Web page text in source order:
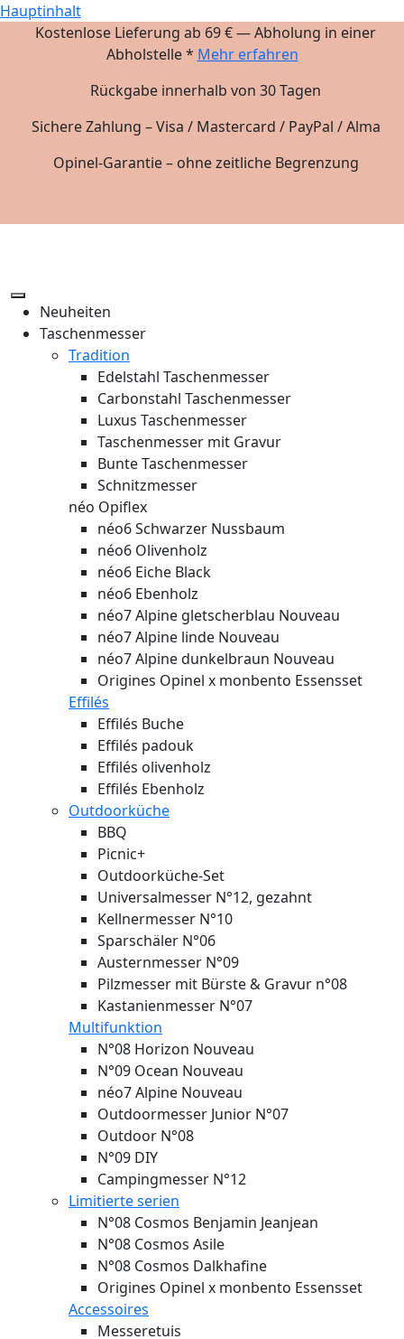
Hauptinhalt
Kostenlose Lieferung ab 69 € — Abholung in einer
Abholstelle * Mehr erfahren
Rückgabe innerhalb von 30 Tagen
Sichere Zahlung – Visa / Mastercard / PayPal / Alma
Opinel-Garantie – ohne zeitliche Begrenzung
Neuheiten
Taschenmesser
Tradition
Edelstahl Taschenmesser
Carbonstahl Taschenmesser
Luxus Taschenmesser
Taschenmesser mit Gravur
Bunte Taschenmesser
Schnitzmesser
néo Opiflex
néo6 Schwarzer Nussbaum
néo6 Olivenholz
néo6 Eiche Black
néo6 Ebenholz
néo7 Alpine gletscherblau Nouveau
néo7 Alpine linde Nouveau
néo7 Alpine dunkelbraun Nouveau
Origines Opinel x monbento Essensset
Effilés
Effilés Buche
Effilés padouk
Effilés olivenholz
Effilés Ebenholz
Outdoorküche
BBQ
Picnic+
Outdoorküche-Set
Universalmesser N°12, gezahnt
Kellnermesser N°10
Sparschäler N°06
Austernmesser N°09
Pilzmesser mit Bürste & Gravur n°08
Kastanienmesser N°07
Multifunktion
N°08 Horizon Nouveau
N°09 Ocean Nouveau
néo7 Alpine Nouveau
Outdoormesser Junior N°07
Outdoor N°08
N°09 DIY
Campingmesser N°12
Limitierte serien
N°08 Cosmos Benjamin Jeanjean
N°08 Cosmos Asile
N°08 Cosmos Dalkhafine
Origines Opinel x monbento Essensset
Accessoires
Messeretuis